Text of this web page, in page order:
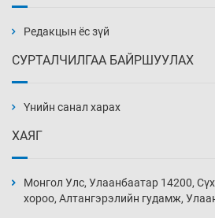
4 цаг 48 мин
5 цаг 18 мин
Редакцын ёс зүй
СУРТАЛЧИЛГАА БАЙРШУУЛАХ
Үнийн санал харах
ХАЯГ
Монгол Улс, Улаанбаатар 14200,
хороо, Алтангэрэлийн гудамж,